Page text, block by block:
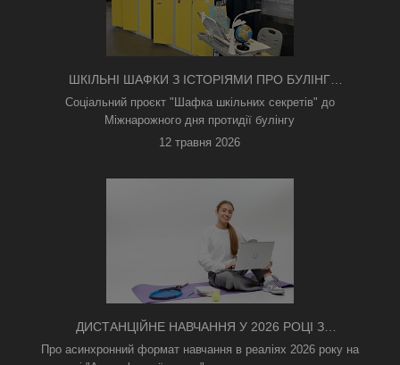
ШКІЛЬНІ ШАФКИ З ІСТОРІЯМИ ПРО БУЛІНГ
З'ЯВИЛИСЯ В КИЄВІ
Соціальний проєкт "Шафка шкільних секретів" до
Міжнарожного дня протидії булінгу
12 травня 2026
ДИСТАНЦІЙНЕ НАВЧАННЯ У 2026 РОЦІ З
ТРИВОГАМИ ТА БЕЗ СВІТЛА: ЯК АСИНХРОННИЙ
Про асинхронний формат навчання в реаліях 2026 року на